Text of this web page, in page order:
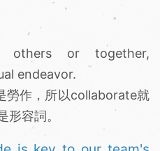
others or together,
endeavor.
勞作，所以collaborate就
容詞。